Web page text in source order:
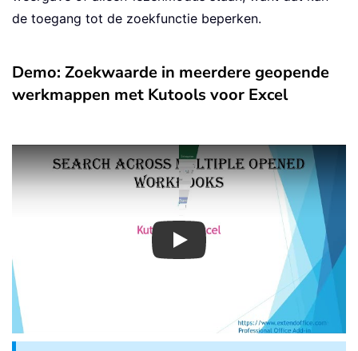
de toegang tot de zoekfunctie beperken.
Demo: Zoekwaarde in meerdere geopende
werkmappen met Kutools voor Excel
Play